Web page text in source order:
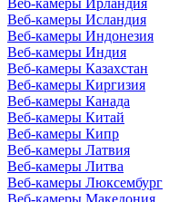
Веб-камеры Ирландия
Веб-камеры Исландия
Веб-камеры Индонезия
Веб-камеры Индия
Веб-камеры Казахстан
Веб-камеры Киргизия
Веб-камеры Канада
Веб-камеры Китай
Веб-камеры Кипр
Веб-камеры Латвия
Веб-камеры Литва
Веб-камеры Люксембург